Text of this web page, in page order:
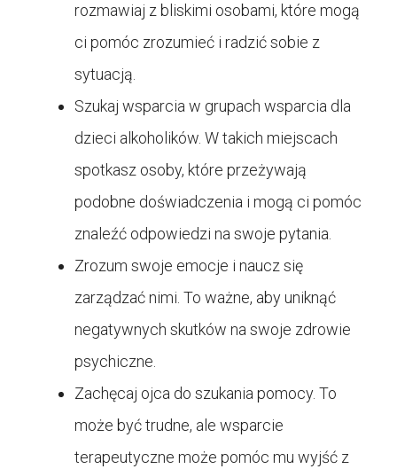
rozmawiaj z bliskimi osobami, które mogą
ci pomóc zrozumieć i radzić sobie z
sytuacją.
Szukaj wsparcia w grupach wsparcia dla
dzieci alkoholików. W takich miejscach
spotkasz osoby, które przeżywają
podobne doświadczenia i mogą ci pomóc
znaleźć odpowiedzi na swoje pytania.
Zrozum swoje emocje i naucz się
zarządzać nimi. To ważne, aby uniknąć
negatywnych skutków na swoje zdrowie
psychiczne.
Zachęcaj ojca do szukania pomocy. To
może być trudne, ale wsparcie
terapeutyczne może pomóc mu wyjść z